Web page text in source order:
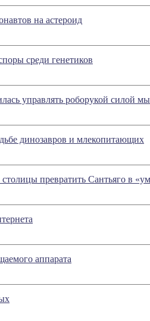
на астероид
среди генетиков
управлять роборукой силой
динозавров и млекопитающих
превратить Сантьяго в
аппарата